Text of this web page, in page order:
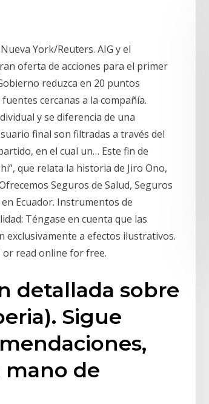
York/Reuters. AIG y el
oferta de acciones para el primer
reduzca en 20 puntos
cercanas a la compañía.
y se diferencia de una
final son filtradas a través del
en el cual un… Este fin de
que relata la historia de Jiro Ono,
Seguros de Salud, Seguros
Ecuador. Instrumentos de
Téngase en cuenta que las
a efectos ilustrativos.
or read online for free.
detallada sobre
Sigue
mano de